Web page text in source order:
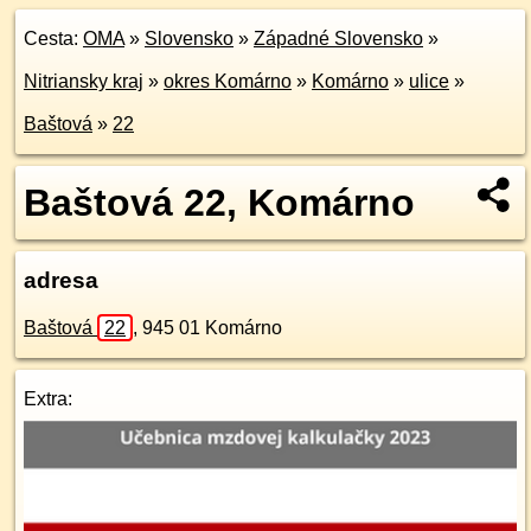
Cesta: OMA» Slovensko » Západné Slovensko »
Nitriansky kraj » okres Komárno » Komárno » ulice »
Baštová » 22
Baštová 22, Komárno
adresa
Baštová 22 , 945 01 Komárno
Extra: